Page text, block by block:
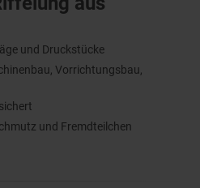
und Druckstücke
Vorrichtungsbau,
und Fremdteilchen